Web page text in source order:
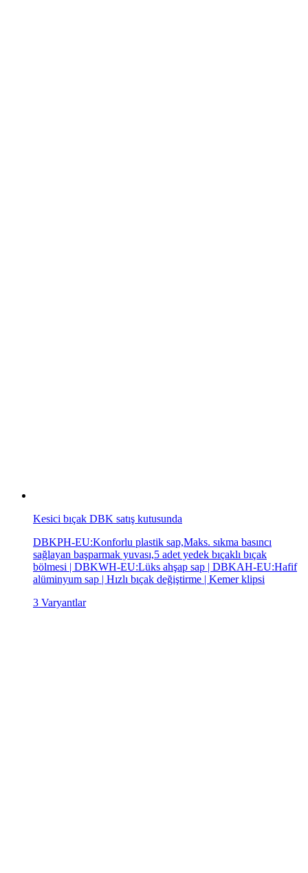
Kesici bıçak DBK satış kutusunda
DBKPH-EU:Konforlu plastik sap,Maks. sıkma basıncı
sağlayan başparmak yuvası,5 adet yedek bıçaklı bıçak
bölmesi | DBKWH-EU:Lüks ahşap sap | DBKAH-EU:Hafif
alüminyum sap | Hızlı bıçak değiştirme | Kemer klipsi
3 Varyantlar